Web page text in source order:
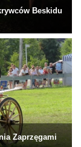
Beskidu
Zaprzęgami